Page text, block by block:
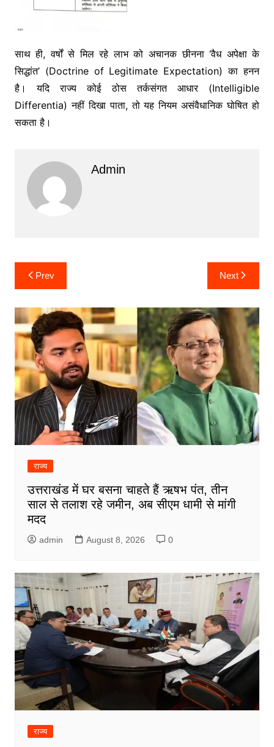
साथ ही, वर्षों से मिल रहे लाभ को अचानक छीनना ‘वैध अपेक्षा के
सिद्धांत’ (Doctrine of Legitimate Expectation) का हनन
है। यदि राज्य कोई ठोस तर्कसंगत आधार (Intelligible
Differentia) नहीं दिखा पाता, तो यह नियम असंवैधानिक घोषित हो
सकता है।
Admin
Post
navigation
Prev Next
राज्य
उत्तराखंड में घर बसना चाहते हैं ऋषभ पंत, तीन
साल से तलाश रहे जमीन, अब सीएम धामी से मांगी
मदद
admin August 8, 2026 0
राज्य